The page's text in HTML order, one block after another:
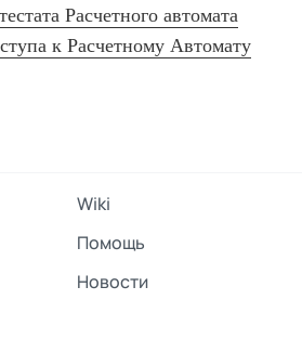
Расчетного автомата
к Расчетному Автомату
Wiki
Помощь
Новости